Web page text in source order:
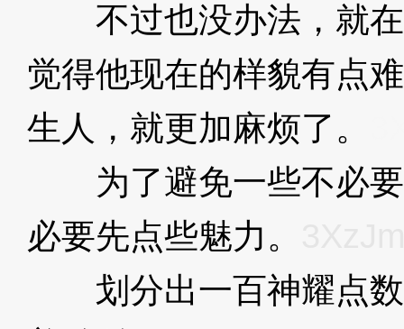
不过也没办法，就在
觉得他现在的样貌有点
生人，就更加麻烦了。
为了避免一些不必要
必要先点些魅力。
划分出一百神耀点数